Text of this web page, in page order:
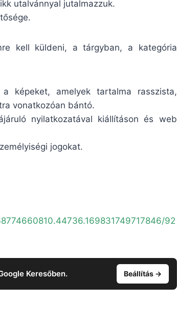
utalvánnyal jutalmazzuk.
kell küldeni, a tárgyban, a kategória
képeket, amelyek tartalma rasszista,
vonatkozóan bántó.
nyilatkozatával kiállításon és web
jogokat.
92
Keresőben. Beállítás →